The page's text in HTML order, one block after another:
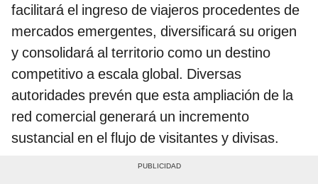
facilitará el ingreso de viajeros procedentes de
mercados emergentes, diversificará su origen
y consolidará al territorio como un destino
competitivo a escala global. Diversas
autoridades prevén que esta ampliación de la
red comercial generará un incremento
sustancial en el flujo de visitantes y divisas.